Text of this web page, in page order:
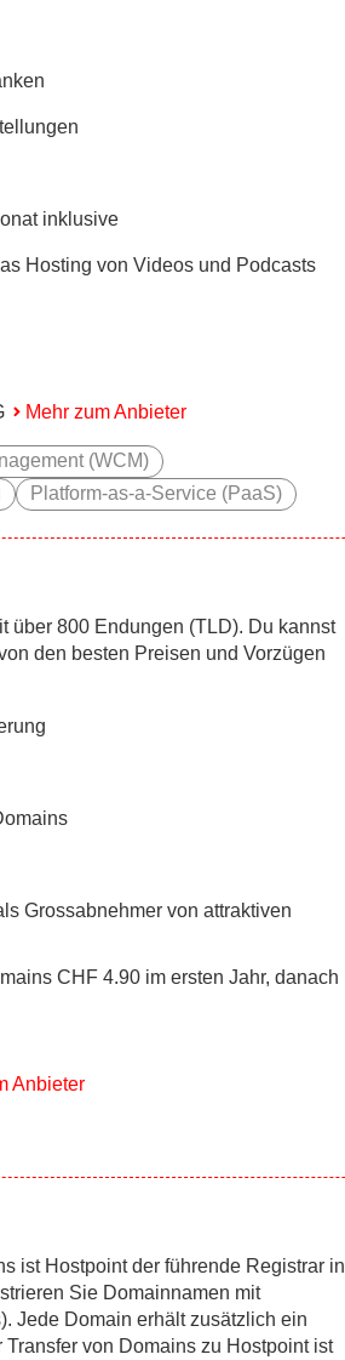
inklusive
Hosting von Videos und Podcasts
Mehr zum Anbieter
(WCM)
Platform-as-a-Service (PaaS)
über 800 Endungen (TLD). Du kannst
den besten Preisen und Vorzügen
Grossabnehmer von attraktiven
CHF 4.90 im ersten Jahr, danach
Anbieter
ist Hostpoint der führende Registrar in
Sie Domainnamen mit
Jede Domain erhält zusätzlich ein
von Domains zu Hostpoint ist